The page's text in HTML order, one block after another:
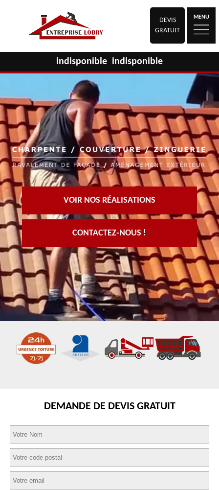
DEVIS
GRATUIT
MENU
indisponible indisponible
VOIR NOS RÉALISATIONS
CONTACTEZ-NOUS !
DEMANDE DE DEVIS GRATUIT